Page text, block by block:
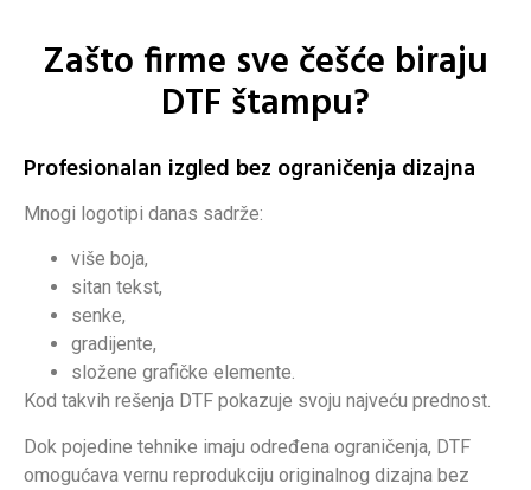
Zašto firme sve češće biraju
DTF štampu?
Profesionalan izgled bez ograničenja dizajna
Mnogi logotipi danas sadrže:
više boja,
sitan tekst,
senke,
gradijente,
složene grafičke elemente.
Kod takvih rešenja DTF pokazuje svoju najveću prednost.
Dok pojedine tehnike imaju određena ograničenja, DTF
omogućava vernu reprodukciju originalnog dizajna bez